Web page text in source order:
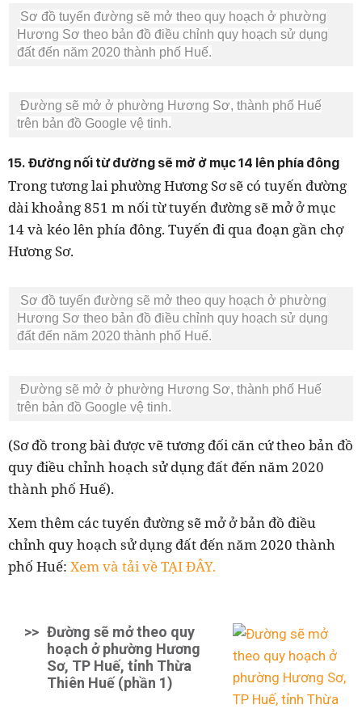
Sơ đồ tuyến đường sẽ mở theo quy hoạch ở phường
Hương Sơ theo bản đồ điều chỉnh quy hoạch sử dụng
đất đến năm 2020 thành phố Huế.
Đường sẽ mở ở phường Hương Sơ, thành phố Huế
trên bản đồ Google vệ tinh.
15. Đường nối từ đường sẽ mở ở mục 14 lên phía đông
Trong tương lai phường Hương Sơ sẽ có tuyến đường
dài khoảng 851 m nối từ tuyến đường sẽ mở ở mục
14 và kéo lên phía đông. Tuyến đi qua đoạn gần chợ
Hương Sơ.
Sơ đồ tuyến đường sẽ mở theo quy hoạch ở phường
Hương Sơ theo bản đồ điều chỉnh quy hoạch sử dụng
đất đến năm 2020 thành phố Huế.
Đường sẽ mở ở phường Hương Sơ, thành phố Huế
trên bản đồ Google vệ tinh.
(Sơ đồ trong bài được vẽ tương đối căn cứ theo bản đồ
quy điều chỉnh hoạch sử dụng đất đến năm 2020
thành phố Huế).
Xem thêm các tuyến đường sẽ mở ở bản đồ điều
chỉnh quy hoạch sử dụng đất đến năm 2020 thành
phố Huế: Xem và tải về TẠI ĐÂY.
>> Đường sẽ mở theo quy
hoạch ở phường Hương
Sơ, TP Huế, tỉnh Thừa
Thiên Huế (phần 1)